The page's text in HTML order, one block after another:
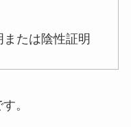
たは陰性証明
。